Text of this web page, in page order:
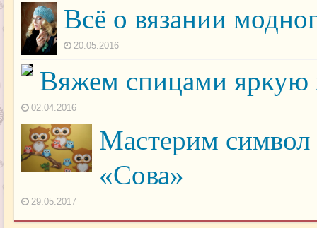
Всё о вязании
20.05.2016
Вяжем спицами яркую
02.04.2016
Мастерим
«Сова»
29.05.2017